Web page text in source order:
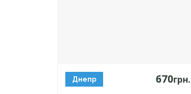
Днепр 670грн.